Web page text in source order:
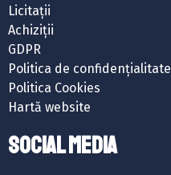
Licitații
Achiziții
GDPR
Politica de confidențialitate
Politica Cookies
Hartă website
SOCIAL MEDIA